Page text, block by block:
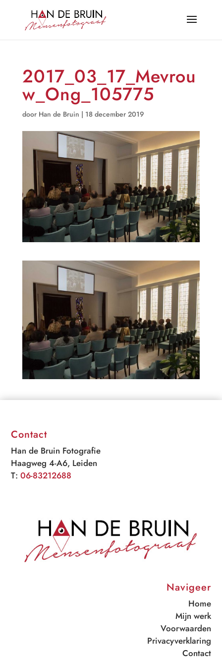
2017_03_17_Mevrou
w_Ong_105775
door Han de Bruin | 18 december 2019
Contact
Han de Bruin Fotografie
Haagweg 4-A6, Leiden
T:06-83212688
Navigeer
Home
Mijn werk
Voorwaarden
Privacyverklaring
Contact